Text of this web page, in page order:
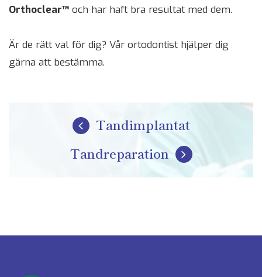
Orthoclear™ och har haft bra resultat med dem.
Är de rätt val för dig? Vår ortodontist hjälper dig
gärna att bestämma.
Tandimplantat
Tandreparation